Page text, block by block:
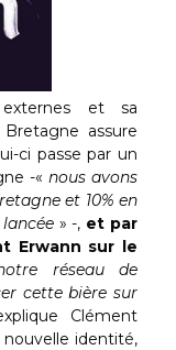
et sa
assure
ci passe par un
-«nous avons
et 10% en
» -, et par
Erwann sur le
réseau de
cette bière sur
Clément
nouvelle identité,